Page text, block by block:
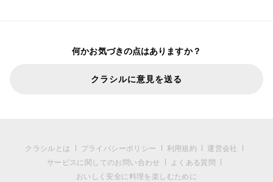
何かお気づきの点はありますか？
クラシルに意見を送る
クラシルとは プライバシーポリシー 利用規約
運営会社
サービスに関してのお問い合わせ
よくある質問
おいしく安全に料理を楽しむために